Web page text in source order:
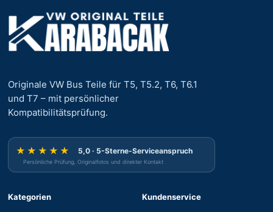
Originale VW Bus Teile für T5, T5.2, T6, T6.1
und T7 – mit persönlicher
Kompatibilitätsprüfung.
★★★★★ 5,0 · 5-Sterne-Serviceanspruch
Persönliche Prüfung, Originalfotos und direkter Kontakt
Kategorien Kundenservice